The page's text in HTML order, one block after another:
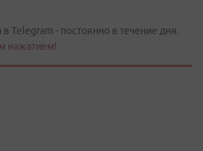
Telegram - постоянно в течение дня.
нажатием!